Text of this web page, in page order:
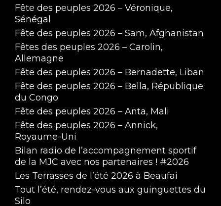
Fête des peuples 2026 – Véronique,
Sénégal
Fête des peuples 2026 – Sam, Afghanistan
Fêtes des peuples 2026 – Carolin,
Allemagne
Fête des peuples 2026 – Bernadette, Liban
Fête des peuples 2026 – Bella, République
du Congo
Fête des peuples 2026 – Anta, Mali
Fête des peuples 2026 – Annick,
Royaume-Uni
Bilan radio de l’accompagnement sportif
de la MJC avec nos partenaires ! #2026
Les Terrasses de l’été 2026 à Beaufai
Tout l’été, rendez-vous aux guinguettes du
Silo